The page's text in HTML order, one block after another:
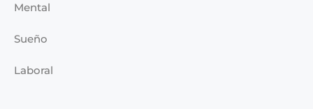
Mental
Sueño
Laboral